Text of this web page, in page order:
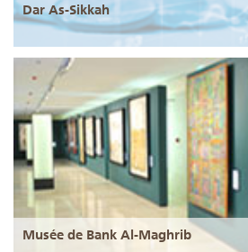
Dar As-Sikkah
Musée de Bank Al-Maghrib